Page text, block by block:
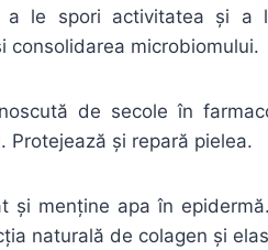
a le spori activitatea și a
consolidarea microbiomului.
de secole în
Protejează și repară pielea.
și menține apa în
naturală de colagen și